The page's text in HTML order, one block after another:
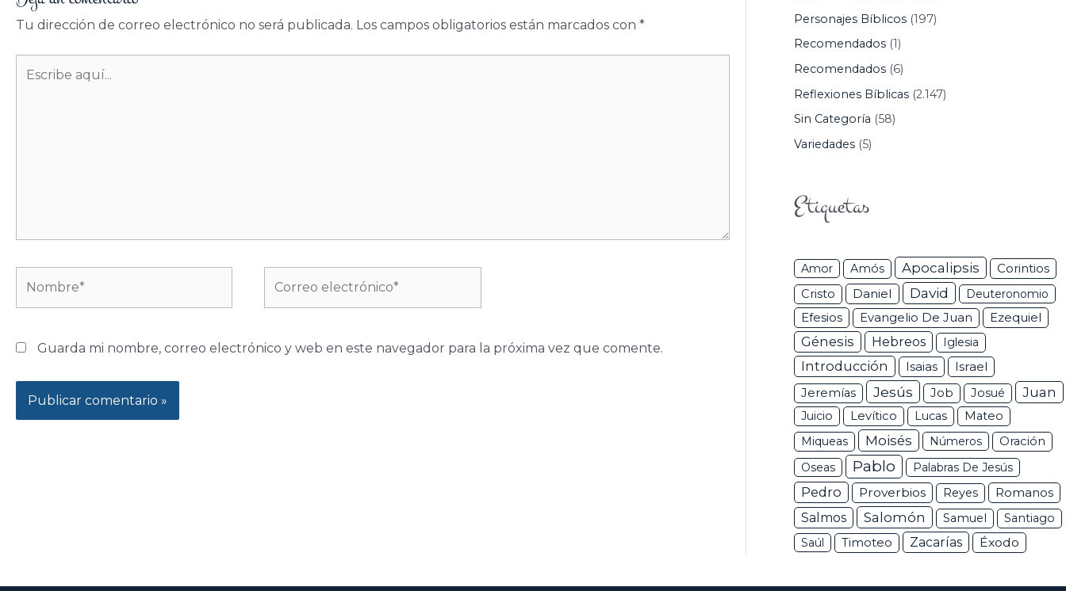
Tu dirección de correo electrónico no será publicada. Los campos obligatorios están marcados con *
aquí...
electrónico*
Guarda mi nombre, correo electrónico y web en este navegador para la próxima vez que comente.
Personajes Bíblicos(197)
Recomendados(1)
Recomendados(6)
Reflexiones Bíblicas(2.147)
Sin Categoría (58)
Variedades(5)
Etiquetas
Amor Amós Apocalipsis Corintios
Cristo Daniel David Deuteronomio
Efesios Evangelio De Juan Ezequiel
Génesis Hebreos Iglesia
Introducción Isaias Israel
Jeremías Jesús Job Josué Juan
Juicio Levítico Lucas
Mateo
Miqueas
Moisés Números
Oración
Oseas
Pablo Palabras De Jesús
Pedro Proverbios Reyes
Romanos
Salmos
Salomón Samuel
Santiago
Saúl
Timoteo Zacarías Éxodo